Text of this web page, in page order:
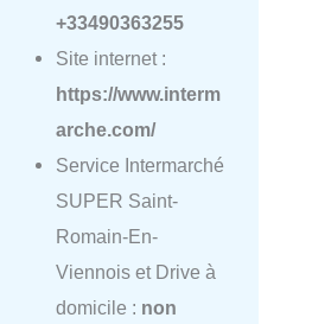
+33490363255
Site internet :
https://www.interm
arche.com/
Service Intermarché
SUPER Saint-
Romain-En-
Viennois et Drive à
domicile : non